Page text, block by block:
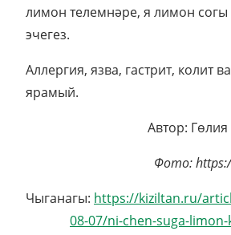
лимон телемнәре, я лимон
эчегез.
Аллергия, язва, гастрит, колит
ярамый.
Автор:
Фото:
Чыганагы: https://kiziltan.ru/
08-07/ni-chen-suga-